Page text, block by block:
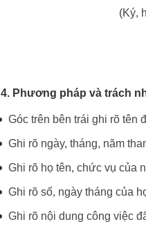
(Ký,
4. Phương pháp và trách
Góc trên bên trái ghi rõ tên
Ghi rõ ngày, tháng, năm
Ghi rõ họ tên, chức vụ của
Ghi rõ số, ngày tháng của
Ghi rõ nội dung công việc